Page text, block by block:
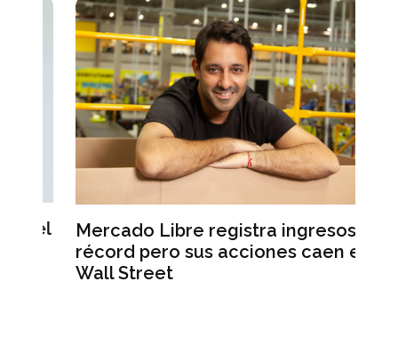
Mercado Libre registra ingresos
récord pero sus acciones caen en
Wall Street